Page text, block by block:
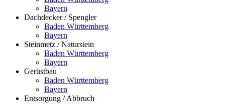
Bayern
Dachdecker / Spengler
Baden Württemberg
Bayern
Steinmetz / Naturstein
Baden Württemberg
Bayern
Gerüstbau
Baden Württemberg
Bayern
Entsorgung / Abbruch